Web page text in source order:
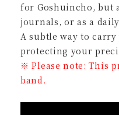
for Goshuincho, but
journals, or as a
A subtle way to
protecting your
※ Please note: This
band.